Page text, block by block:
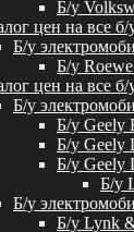
Б/у
цен на все
Б/у
Б/у
цен на все
Б/у
Б/у Geely
Б/у Geely
Б/у Geely
Б/у
Б/у
Б/у Lynk